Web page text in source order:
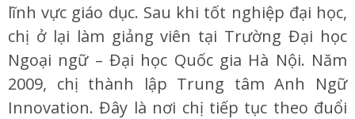
lĩnh vực giáo dục. Sau khi tốt nghiệp đại học,
chị ở lại làm giảng viên tại Trường Đại học
Ngoại ngữ – Đại học Quốc gia Hà Nội. Năm
2009, chị thành lập Trung tâm Anh Ngữ
Innovation. Đây là nơi chị tiếp tục theo đuổi